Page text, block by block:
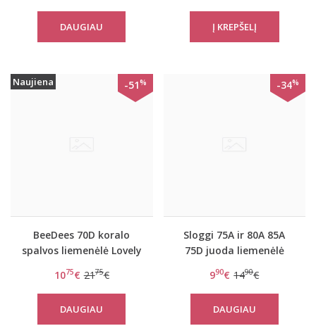
DAUGIAU
Naujiena -51%
BeeDees 70D koralo
spalvos liemenėlė Lovely
1075€ 2175€
DAUGIAU
-34%
Sloggi 75A ir 80A 85A
75D juoda liemenėlė
990€ 1490€
DAUGIAU